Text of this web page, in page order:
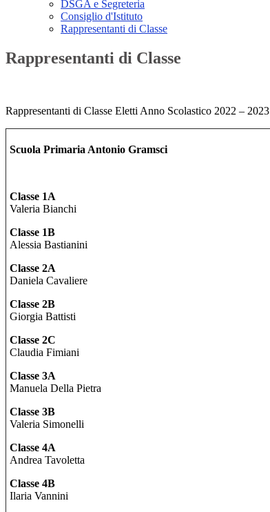
DSGA e Segreteria
Consiglio d'Istituto
Rappresentanti di Classe
Rappresentanti di Classe
Rappresentanti di Classe Eletti Anno Scolastico 2022 – 2023
Scuola Primaria Antonio Gramsci
Classe 1A
Valeria Bianchi
Classe 1B
Alessia Bastianini
Classe 2A
Daniela Cavaliere
Classe 2B
Giorgia Battisti
Classe 2C
Claudia Fimiani
Classe 3A
Manuela Della Pietra
Classe 3B
Valeria Simonelli
Classe 4A
Andrea Tavoletta
Classe 4B
Ilaria Vannini